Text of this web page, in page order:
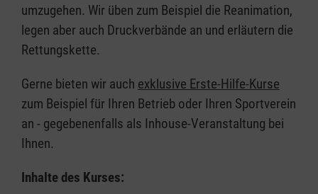
umzugehen. Wir üben zum Beispiel die Reanimation,
legen aber auch Druckverbände an und erläutern die
Rettungskette.
Gerne bieten wir auch exklusive Erste-Hilfe-Kurse
zum Beispiel für Ihren Betrieb oder Ihren Sportverein
an - gegebenenfalls als Inhouse-Veranstaltung bei
Ihnen.
Inhalte des Kurses: